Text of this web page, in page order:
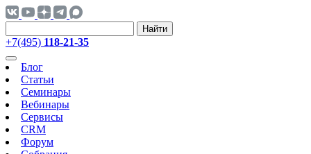
Найти
+7(495) 118-21-35
Блог
Статьи
Семинары
Вебинары
Сервисы
CRM
Форум